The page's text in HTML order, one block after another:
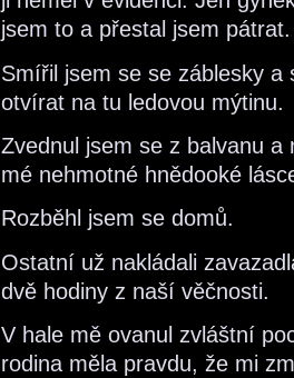
jsem to a přestal jsem pátrat.
Smířil jsem se se záblesky a
otvírat na tu ledovou mýtinu.
Zvednul jsem se z balvanu
mé nehmotné hnědooké
Rozběhl jsem se domů.
Ostatní už nakládali
dvě hodiny z naší věčnosti.
V hale mě ovanul zvláštní
rodina měla pravdu, že mi